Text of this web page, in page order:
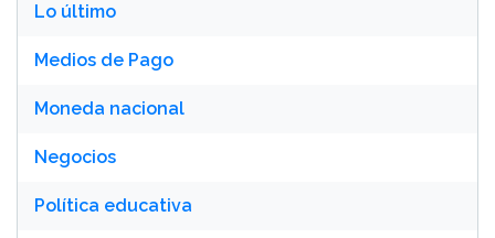
Lo último
Medios de Pago
Moneda nacional
Negocios
Política educativa